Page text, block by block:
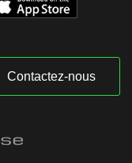
Contactez-nous